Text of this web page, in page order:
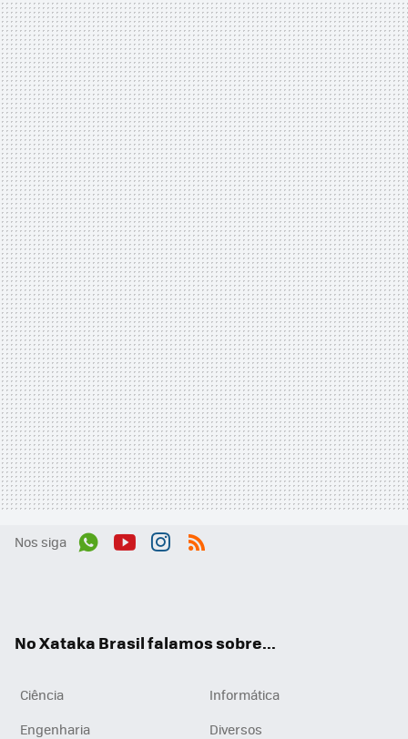
Nos siga
No Xataka Brasil falamos sobre...
Ciência
Informática
Engenharia
Diversos